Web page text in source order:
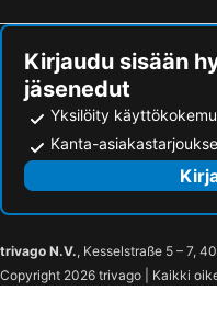
Kirjaudu sisään
jäsenedut
Yksilöity
Kanta-
trivago N.V., Kesselstraße 5 – 7,
Copyright 2026 trivago | Kaikki